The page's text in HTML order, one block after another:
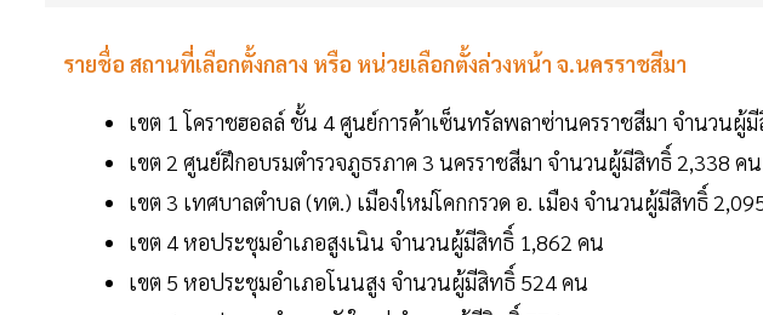
รายชื่อ สถานที่เลือกตั้งกลาง หรือ หน่วยเลือกตั้งล่วงหน้า จ.นครราชสีมา
เขต 1 โคราชฮอลล์ ชั้น 4 ศูนย์การค้าเซ็นทรัลพลาซ่านครราชสีมา จำนวนผู้
เขต 2 ศูนย์ฝึกอบรมตำรวจภูธรภาค 3 นครราชสีมา จำนวนผู้มีสิทธิ์ 2,338 คน
เขต 3 เทศบาลตำบล (ทต.) เมืองใหม่โคกกรวด อ. เมือง จำนวนผู้มีสิทธิ์
เขต 4 หอประชุมอำเภอสูงเนิน จำนวนผู้มีสิทธิ์ 1,862 คน
เขต 5 หอประชุมอำเภอโนนสูง จำนวนผู้มีสิทธิ์ 524 คน